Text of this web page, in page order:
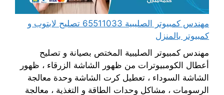
مهندس كمبيوتر الصليبية 65511033 تصليح لابتوب و
كمبيوتر بالمنزل
مهندس كمبيوتر الصليبية المختص بصيانة و تصليح
أعطال الكومبيوترات من ظهور الشاشة الزرقاء ، ظهور
الشاشة السوداء ، تعطيل كرت الشاشة وحدة معالجة
الرسومات ، مشاكل وحدات الطاقة و التغذية ، معالجة